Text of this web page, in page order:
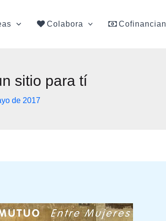
Colabora Cofinancian
sitio para tí
de 2017